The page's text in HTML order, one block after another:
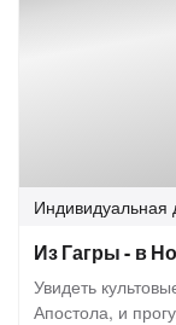
Индивидуальная
Из Гагры - в
Увидеть
Апостола, и